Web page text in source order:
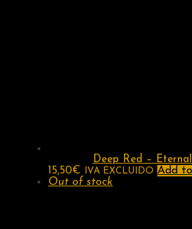
Deep Red –
15,50€ IVA EXCLUIDO Add
Out of stock